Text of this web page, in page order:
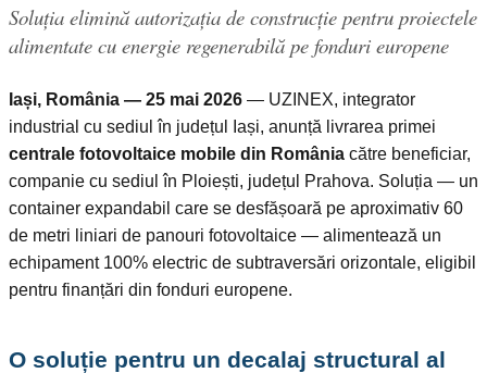
Soluția elimină autorizația de construcție pentru proiectele
alimentate cu energie regenerabilă pe fonduri europene
Iași, România — 25 mai 2026 — UZINEX, integrator
industrial cu sediul în județul Iași, anunță livrarea primei
centrale fotovoltaice mobile din România către beneficiar,
companie cu sediul în Ploiești, județul Prahova. Soluția — un
container expandabil care se desfășoară pe aproximativ 60
de metri liniari de panouri fotovoltaice — alimentează un
echipament 100% electric de subtraversări orizontale, eligibil
pentru finanțări din fonduri europene.
O soluție pentru un decalaj structural al